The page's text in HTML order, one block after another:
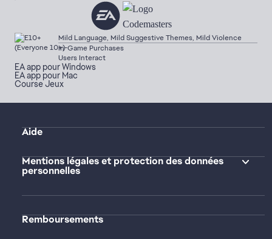
Mild Language, Mild Suggestive Themes, Mild Violence
In-Game Purchases
Users Interact
EA app pour Windows
EA app pour Mac
Course Jeux
Aide
Mentions légales et protection des données
personnelles
Remboursements